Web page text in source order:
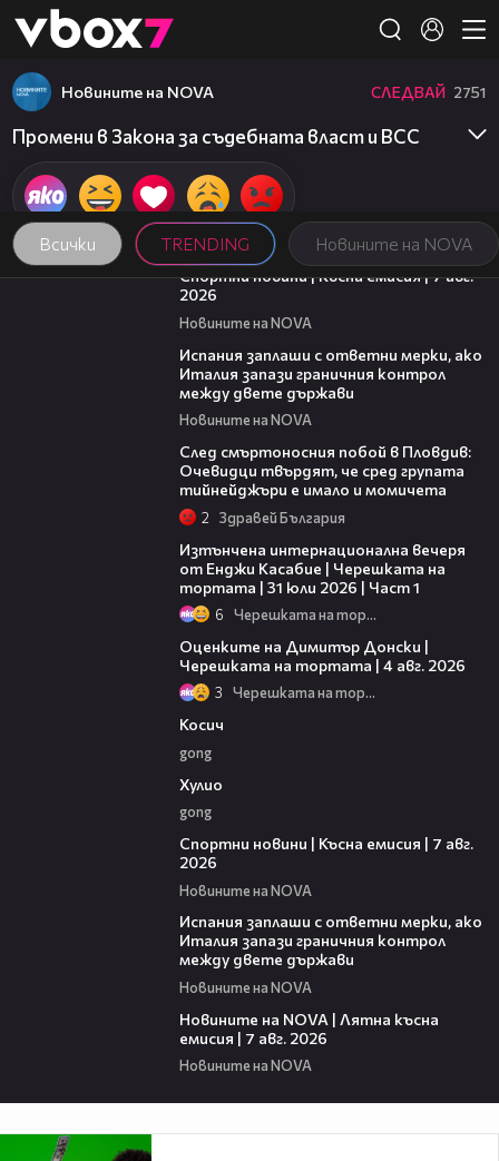
👾
Всички TRENDING Новините на NOVA
Новините на NOVA СЛЕДВАЙ 2751
Промени в Закона за съдебната власт и ВСС
03:46
Спортни новини | Късна емисия | 7 авг.
2026
Новините на NOVA
Испания заплаши с ответни мерки, ако
Италия запази граничния контрол
между двете държави
Новините на NOVA
След смъртоносния побой в Пловдив:
Очевидци твърдят, че сред групата
тийнейджъри е имало и момичета
2 Здравей България
Изтънчена интернационална вечеря
от Енджи Касабие | Черешката на
тортата | 31 юли 2026 | Част 1
6 Черешката на тортата
Оценките на Димитър Донски |
Черешката на тортата | 4 авг. 2026
3 Черешката на тортата
Косич
gong
Хулио
gong
Спортни новини | Късна емисия | 7 авг.
2026
Новините на NOVA
Испания заплаши с ответни мерки, ако
Италия запази граничния контрол
между двете държави
Новините на NOVA
Новините на NOVA | Лятна късна
емисия | 7 авг. 2026
Новините на NOVA